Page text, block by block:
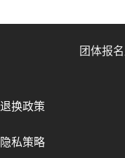
团体报
退换政策
隐私策略